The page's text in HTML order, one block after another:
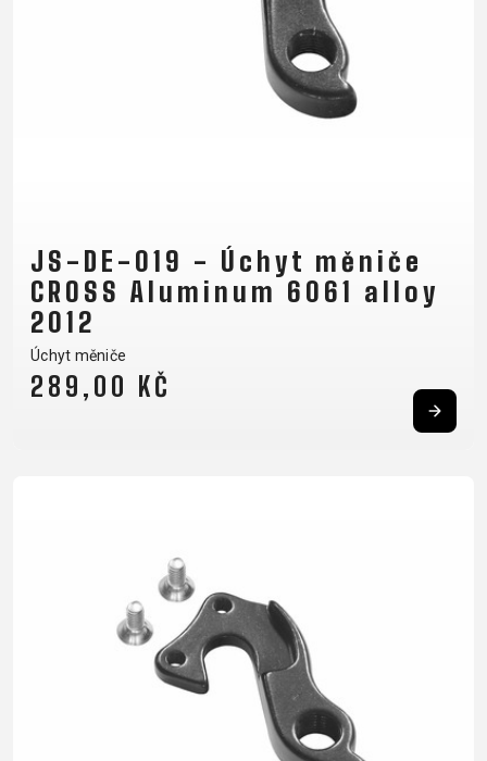
JS-DE-019 - Úchyt měniče
CROSS Aluminum 6061 alloy
2012
Úchyt měniče
289,00 KČ